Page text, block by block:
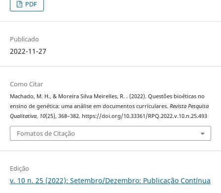
PDF
Publicado
2022-11-27
Como Citar
Machado, M. H., & Moreira Silva Meirelles, R. . (2022). Questões bioéticas no
ensino de genética: uma análise em documentos curriculares. Revista Pesquisa
Qualitativa, 10(25), 368–382. https://doi.org/10.33361/RPQ.2022.v.10.n.25.493
Fomatos de Citação
Edição
v. 10 n. 25 (2022): Setembro/Dezembro: Publicação Contínua